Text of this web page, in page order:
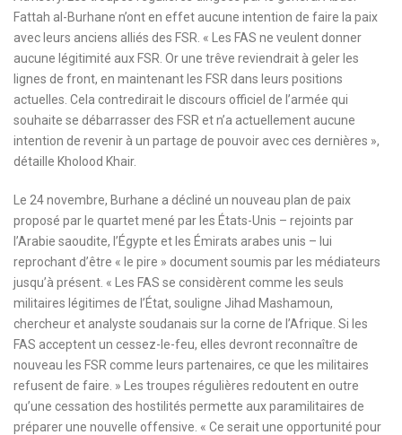
Fattah al-Burhane n’ont en effet aucune intention de faire la paix
avec leurs anciens alliés des FSR. « Les FAS ne veulent donner
aucune légitimité aux FSR. Or une trêve reviendrait à geler les
lignes de front, en maintenant les FSR dans leurs positions
actuelles. Cela contredirait le discours officiel de l’armée qui
souhaite se débarrasser des FSR et n’a actuellement aucune
intention de revenir à un partage de pouvoir avec ces dernières »,
détaille Kholood Khair.
Le 24 novembre, Burhane a décliné un nouveau plan de paix
proposé par le quartet mené par les États-Unis – rejoints par
l’Arabie saoudite, l’Égypte et les Émirats arabes unis – lui
reprochant d’être « le pire » document soumis par les médiateurs
jusqu’à présent. « Les FAS se considèrent comme les seuls
militaires légitimes de l’État, souligne Jihad Mashamoun,
chercheur et analyste soudanais sur la corne de l’Afrique. Si les
FAS acceptent un cessez-le-feu, elles devront reconnaître de
nouveau les FSR comme leurs partenaires, ce que les militaires
refusent de faire. » Les troupes régulières redoutent en outre
qu’une cessation des hostilités permette aux paramilitaires de
préparer une nouvelle offensive. « Ce serait une opportunité pour